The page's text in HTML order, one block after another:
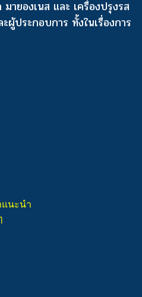
ายองเนส และ เครื่องปรุงรส
ผู้ประกอบการ ทั้งในเรื่องการ
นะนำ